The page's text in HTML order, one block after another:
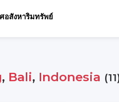
อสังหาริมทรัพย์
, Bali, Indonesia